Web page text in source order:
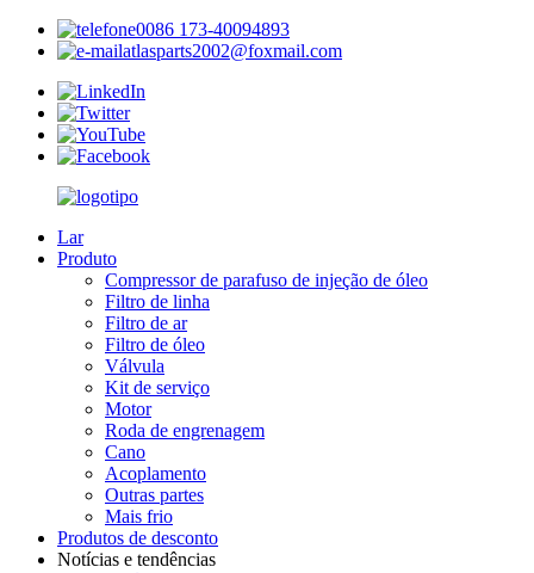
0086 173-40094893
atlasparts2002@foxmail.com
Lar
Produto
Compressor de parafuso de injeção de óleo
Filtro de linha
Filtro de ar
Filtro de óleo
Válvula
Kit de serviço
Motor
Roda de engrenagem
Cano
Acoplamento
Outras partes
Mais frio
Produtos de desconto
Notícias e tendências